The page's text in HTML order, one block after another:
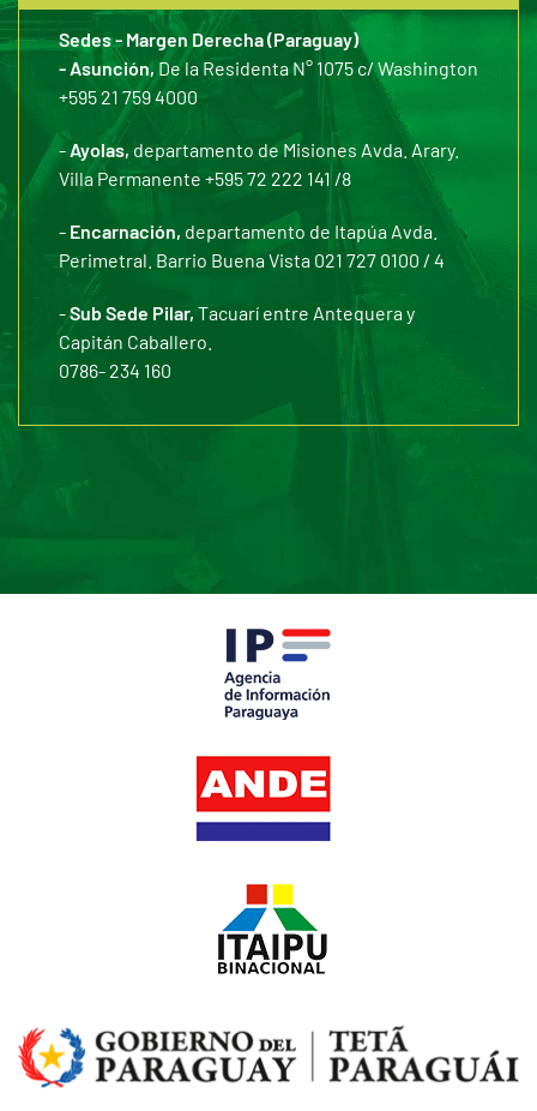
Sedes - Margen Derecha (Paraguay)
- Asunción,De la Residenta N° 1075 c/ Washington
+595 21 759 4000
-Ayolas, departamento de Misiones Avda. Arary.
Villa Permanente +595 72 222 141 /8
- Encarnación, departamento de Itapúa Avda.
Perimetral. Barrio Buena Vista 021 727 0100 / 4
-Sub Sede Pilar, Tacuarí entre Antequera y
Capitán Caballero.
0786- 234 160